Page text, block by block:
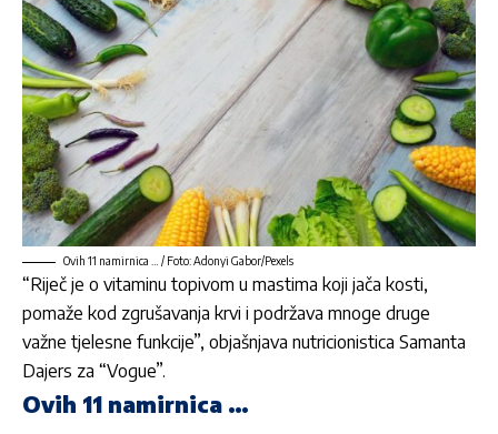
Ovih 11 namirnica … / Foto: Adonyi Gabor/Pexels
“Riječ je o vitaminu topivom u mastima koji jača kosti,
pomaže kod zgrušavanja krvi i podržava mnoge druge
važne tjelesne funkcije”, objašnjava nutricionistica Samanta
Dajers za “Vogue”.
Ovih 11 namirnica …